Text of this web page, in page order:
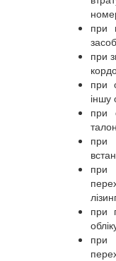
при
при
при
іншу
при
при
при
при
при